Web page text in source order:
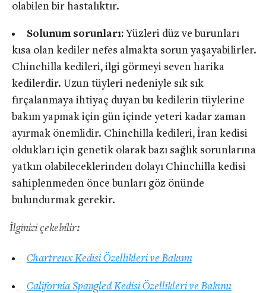
olabilen bir hastalıktır.
Solunum sorunları:Yüzleri düz ve burunları
kısa olan kediler nefes almakta sorun yaşayabilirler.
Chinchilla kedileri, ilgi görmeyi seven harika
kedilerdir. Uzun tüyleri nedeniyle sık sık
fırçalanmaya ihtiyaç duyan bu kedilerin tüylerine
bakım yapmak için gün içinde yeteri kadar zaman
ayırmak önemlidir. Chinchilla kedileri, İran kedisi
oldukları için genetik olarak bazı sağlık sorunlarına
yatkın olabileceklerinden dolayı Chinchilla kedisi
sahiplenmeden önce bunları göz önünde
bulundurmak gerekir.
İlginizi çekebilir:
Chartreux Kedisi Özellikleri ve Bakımı
California Spangled Kedisi Özellikleri ve Bakımı